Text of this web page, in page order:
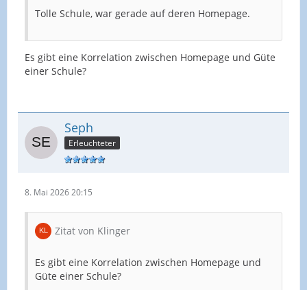
Tolle Schule, war gerade auf deren Homepage.
Es gibt eine Korrelation zwischen Homepage und Güte
einer Schule?
Seph
Erleuchteter
8. Mai 2026 20:15
Zitat von Klinger
Es gibt eine Korrelation zwischen Homepage und
Güte einer Schule?